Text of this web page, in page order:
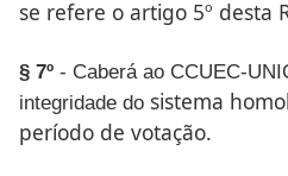
se refere o artigo 5º desta
§ 7º - Caberá ao CCUEC-
integridade do sistema
período de votação.